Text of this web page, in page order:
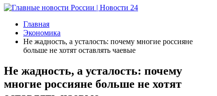
Главная
Экономика
Не жадность, а усталость: почему многие россияне
больше не хотят оставлять чаевые
Не жадность, а усталость: почему
многие россияне больше не хотят